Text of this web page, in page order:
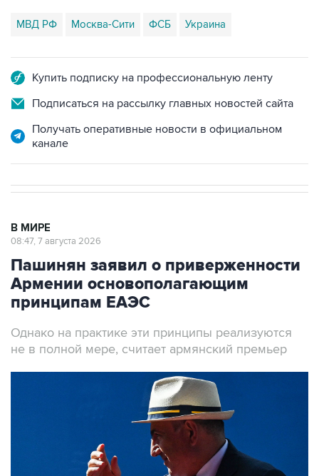
Подписаться на рассылку главных новостей сайта
Получать оперативные новости в официальном
Пашинян заявил о приверженности
Армении основополагающим
принципам ЕАЭС
Однако на практике эти принципы реализуются